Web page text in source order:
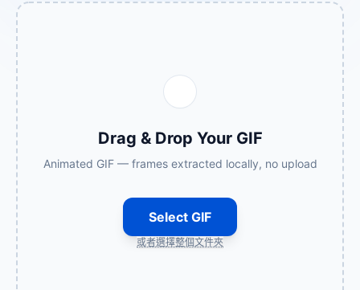
Drag & Drop Your GIF
Animated GIF — frames extracted locally, no upload
Select GIF
或者選擇整個文件夾